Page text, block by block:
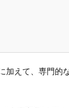
加えて、専門的